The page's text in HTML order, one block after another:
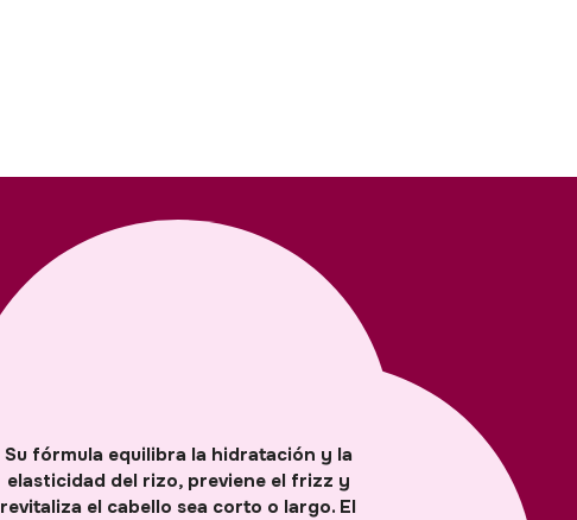
Su fórmula equilibra la hidratación y la
elasticidad del rizo, previene el frizz y
revitaliza el cabello sea corto o largo. El